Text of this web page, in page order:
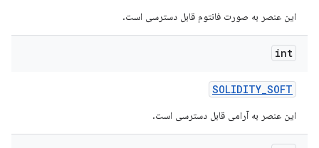
این عنصر به صورت فانتوم قابل دسترسی است.
int
SOLIDITY_SOFT
این عنصر به آرامی قابل دسترسی است.